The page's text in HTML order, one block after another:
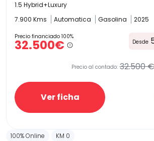
1.5 Hybrid+Luxury
7.900 Kms
Automatica Gasolina 2025
Precio financiado 100%
32.500€ Desde
Precio al contado: 32.500 €
Ver ficha
100% Online KM 0